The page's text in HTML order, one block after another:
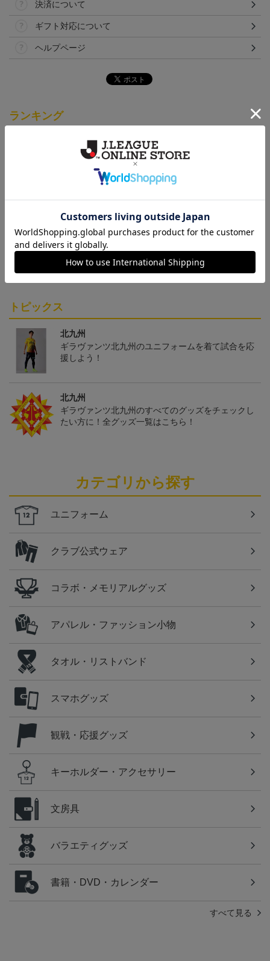
決済について
ギフト対応について
ヘルプページ
ランキング
「2026/27シーズン 明治
安田J3リーグ」オーセン
19,800円～24,500円
ギラヴァンツ北九州 キ
2,500円
ギラヴァンツ北九州 ピ
カチュウ タオルマフラー
2,500円
トピックス
北九州
ギラヴァンツ北九州のユニフォームを着て試合を応
援しよう！
北九州
ギラヴァンツ北九州のすべてのグッズをチェックし
たい方に！全グッズ一覧はこちら！
カテゴリから探す
ユニフォーム
クラブ公式ウェア
コラボ・メモリアルグッズ
アパレル・ファッション小物
タオル・リストバンド
スマホグッズ
観戦・応援グッズ
キーホルダー・アクセサリー
文房具
バラエティグッズ
書籍・DVD・カレンダー
すべて見る